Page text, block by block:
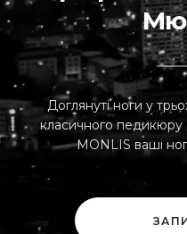
Доглянуті ноги у
класичного
MONLIS ваші